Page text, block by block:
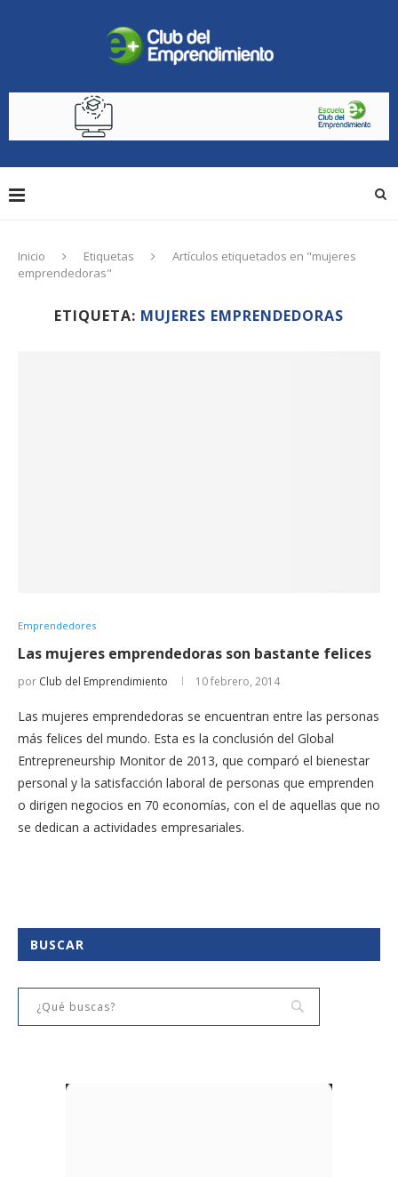
Inicio Etiquetas
Artículos etiquetados en "mujeres
emprendedoras"
ETIQUETA: MUJERES EMPRENDEDORAS
Emprendedores
Las mujeres emprendedoras son bastante felices
por Club del Emprendimiento 10 febrero, 2014
Las mujeres emprendedoras se encuentran entre las personas
más felices del mundo. Esta es la conclusión del Global
Entrepreneurship Monitor de 2013, que comparó el bienestar
personal y la satisfacción laboral de personas que emprenden
o dirigen negocios en 70 economías, con el de aquellas que no
se dedican a actividades empresariales.
BUSCAR